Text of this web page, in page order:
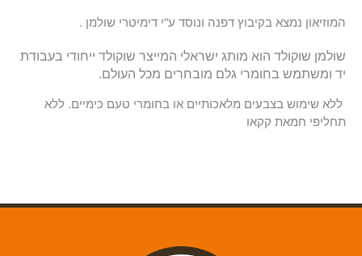
המוזיאון נמצא בקיבוץ דפנה ונוסד ע"י דימיטרי שולמן .
שולמן שוקולד הוא מותג ישראלי המייצר שוקולד ייחודי בעבודת
יד ומשתמש בחומרי גלם מובחרים מכל העולם.
ללא שימוש בצבעים מלאכותיים או בחומרי טעם כימיים. ללא
תחליפי חמאת קקאו